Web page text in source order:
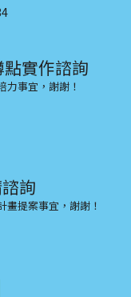
實作諮詢
事宜，謝謝！
詢
提案事宜，謝謝！